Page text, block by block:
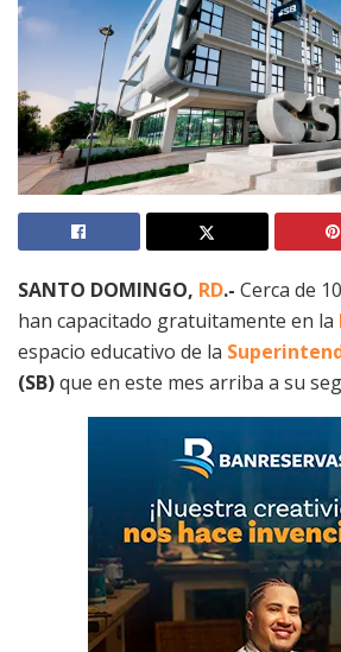
SANTO DOMINGO, RD.- Cerca de
han capacitado gratuitamente en la
espacio educativo de la
(SB)que en este mes arriba a su